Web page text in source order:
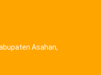
Asahan,